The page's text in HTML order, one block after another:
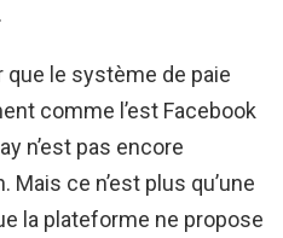
le système de paie
comme l’est Facebook
n’est pas encore
Mais ce n’est plus qu’une
la plateforme ne propose